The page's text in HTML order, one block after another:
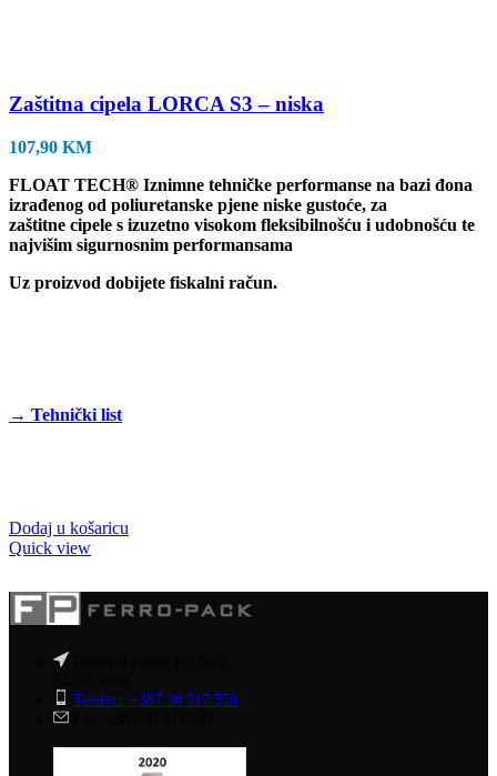
Zaštitna cipela LORCA S3 – niska
107,90 KM
FLOAT TECH® Iznimne tehničke performanse na bazi đona
izrađenog od poliuretanske pjene niske gustoće, za
zaštitne cipele s izuzetno visokom fleksibilnošću i udobnošću te
najvišim sigurnosnim performansama
Uz proizvod dobijete fiskalni račun.
→ Tehnički list
Dodaj u košaricu
Quick view
Telefon: +387 30 717 550